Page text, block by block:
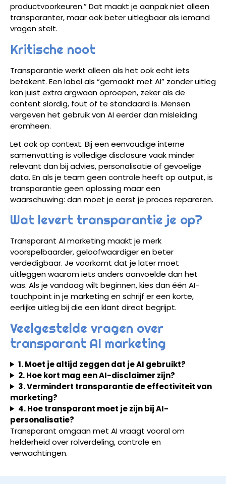
productvoorkeuren.” Dat maakt je aanpak niet alleen
transparanter, maar ook beter uitlegbaar als iemand
vragen stelt.
Kritische noot
Transparantie werkt alleen als het ook echt iets
betekent. Een label als “gemaakt met AI” zonder uitleg
kan juist extra argwaan oproepen, zeker als de
content slordig, fout of te standaard is. Mensen
vergeven het gebruik van AI eerder dan misleiding
eromheen.
Let ook op context. Bij een eenvoudige interne
samenvatting is volledige disclosure vaak minder
relevant dan bij advies, personalisatie of gevoelige
data. En als je team geen controle heeft op output, is
transparantie geen oplossing maar een
waarschuwing: dan moet je eerst je proces repareren.
Wat levert transparantie je op?
Transparant AI marketing maakt je merk
voorspelbaarder, geloofwaardiger en beter
verdedigbaar. Je voorkomt dat je later moet
uitleggen waarom iets anders aanvoelde dan het
was. Als je vandaag wilt beginnen, kies dan één AI-
touchpoint in je marketing en schrijf er een korte,
eerlijke uitleg bij die een klant direct begrijpt.
Veelgestelde vragen over
transparant AI marketing
1. Moet je altijd zeggen dat je AI gebruikt?
2. Hoe kort mag een AI-disclaimer zijn?
3. Vermindert transparantie de effectiviteit van
marketing?
4. Hoe transparant moet je zijn bij AI-
personalisatie?
Transparant omgaan met AI vraagt vooral om
helderheid over rolverdeling, controle en
verwachtingen.